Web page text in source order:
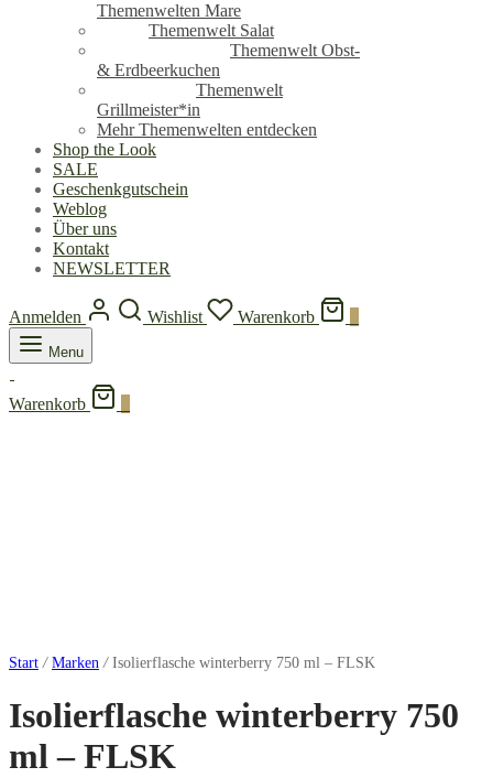
Themenwelten Mare
Themenwelt Salat
Themenwelt Obst-
& Erdbeerkuchen
Themenwelt
Grillmeister*in
Mehr Themenwelten entdecken
Shop the Look
SALE
Geschenkgutschein
Weblog
Über uns
Kontakt
NEWSLETTER
Anmelden Wishlist Warenkorb
Menu
Warenkorb
Start / Marken /Isolierflasche winterberry 750 ml – FLSK
Isolierflasche winterberry 750
ml – FLSK